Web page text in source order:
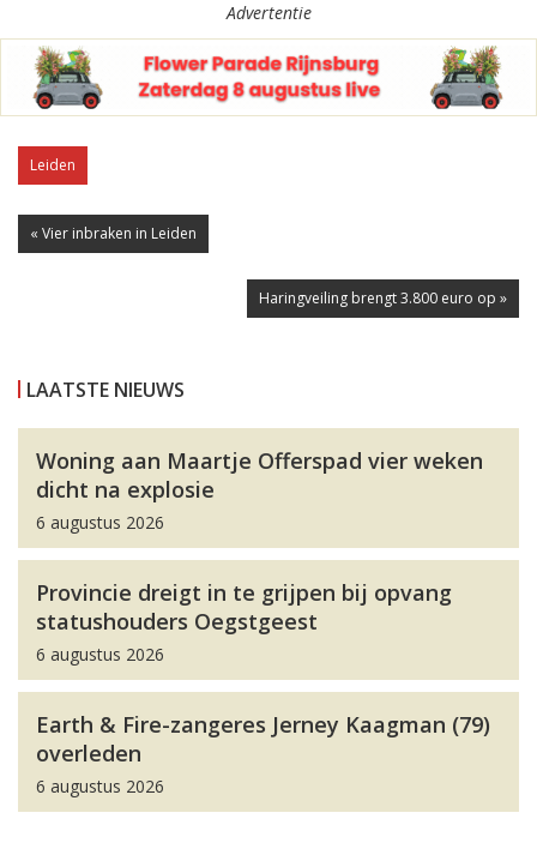
Advertentie
Leiden
« Vier inbraken in Leiden
Haringveiling brengt 3.800 euro op »
LAATSTE NIEUWS
Woning aan Maartje Offerspad vier weken
dicht na explosie
6 augustus 2026
Provincie dreigt in te grijpen bij opvang
statushouders Oegstgeest
6 augustus 2026
Earth & Fire-zangeres Jerney Kaagman (79)
overleden
6 augustus 2026